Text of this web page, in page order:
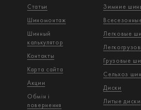
Статьи
Шиномонтаж
Шинный
калькулятор
Контакты
Карта сайта
Акции
Обмін і
повернення
Зимние
Легковые
Грузовые
Сельхоз
Диски
Литые диски